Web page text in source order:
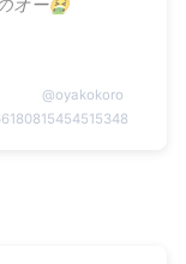
@oyakokoro